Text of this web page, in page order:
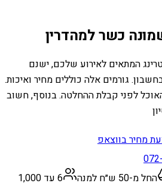
כשר למהדרין
המתאים לאירוע שלכם, ישנם
גורמים אלה כוללים מחיר ואיכות.
לפני קבלת ההחלטה. בנוסף, חשוב
מחיר בווצאפ
החל מ-50 ש״ח למנה
6 עד 1,000